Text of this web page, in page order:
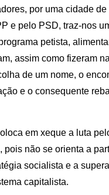
por uma cidade
e pelo PSD, traz-nos
petista,
assim como fizeram
de um nome, o
e o consequente
em xeque a luta
não se orienta a
socialista e a
capitalista.